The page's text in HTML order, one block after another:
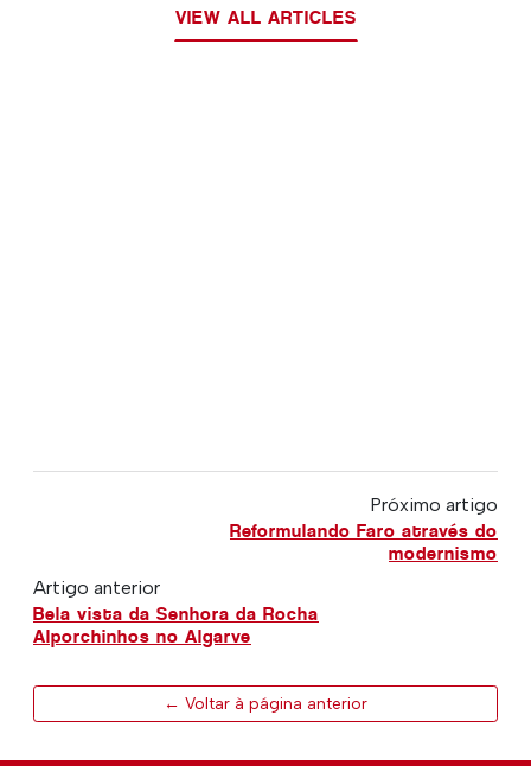
VIEW ALL ARTICLES
Próximo artigo
Reformulando Faro através do
modernismo
Artigo anterior
Bela vista da Senhora da Rocha
Alporchinhos no Algarve
← Voltar à página anterior